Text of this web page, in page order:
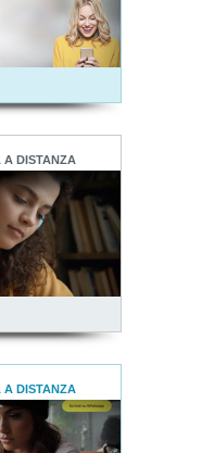
A DISTANZA
A DISTANZA